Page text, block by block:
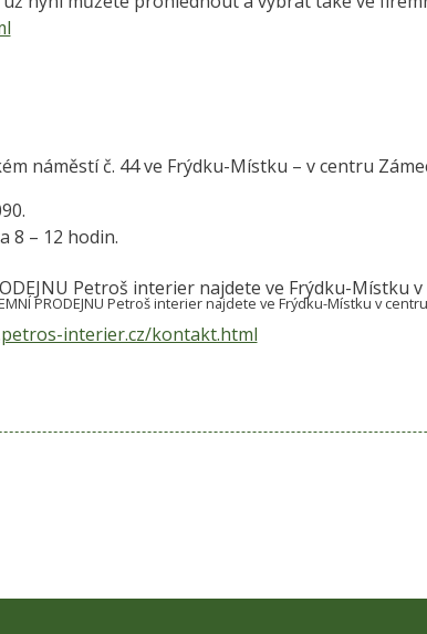
náměstí č. 44 ve Frýdku-Místku – v centru
8 – 12 hodin.
PRODEJNU Petroš interier najdete ve Frýdku-Místku v
interier.cz/kontakt.html